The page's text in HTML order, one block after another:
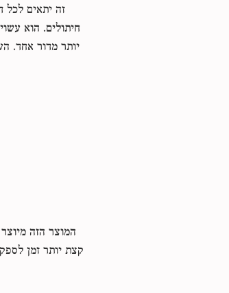
זה יתאים לכל
חיתולים. הוא
יותר מדור אחד.
המוצר הזה
קצת יותר זמן